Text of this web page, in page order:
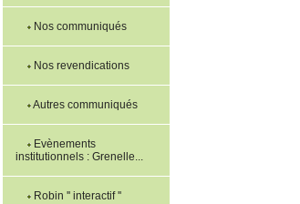
Nos communiqués
Nos revendications
Autres communiqués
Evènements
institutionnels : Grenelle...
Robin '' interactif ''